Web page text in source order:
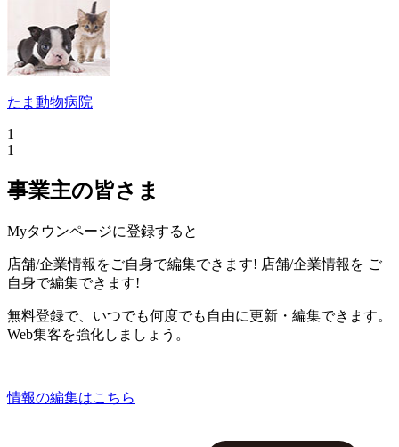
たま動物病院
1
1
事業主の皆さま
Myタウンページに登録すると
店舗/企業情報をご自身で編集できます! 店舗/企業情報を ご
自身で編集できます!
無料登録で、いつでも何度でも自由に更新・編集できます。
Web集客を強化しましょう。
情報の編集はこちら